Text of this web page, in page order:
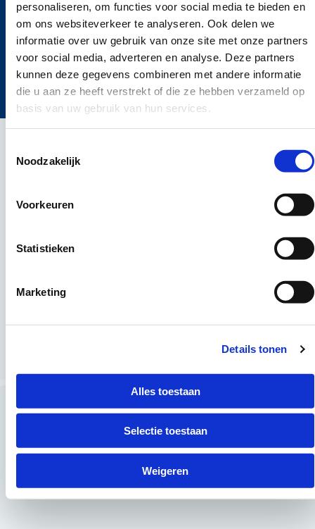
personaliseren, om functies voor social media te bieden en
om ons websiteverkeer te analyseren. Ook delen we
informatie over uw gebruik van onze site met onze partners
voor social media, adverteren en analyse. Deze partners
kunnen deze gegevens combineren met andere informatie
die u aan ze heeft verstrekt of die ze hebben verzameld op
basis van uw gebruik van hun services.
Noodzakelijk
Voorkeuren
Statistieken
Marketing
Details tonen
Alles toestaan
Selectie toestaan
Weigeren
Snelle navigatie
©2024 ICT Career werving en selectie ICT
Cookies
Privacy policy Disclaimer